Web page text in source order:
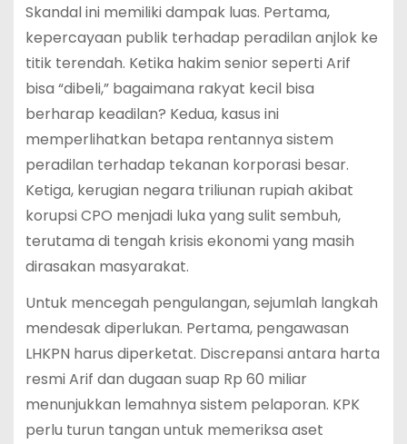
Skandal ini memiliki dampak luas. Pertama,
kepercayaan publik terhadap peradilan anjlok ke
titik terendah. Ketika hakim senior seperti Arif
bisa “dibeli,” bagaimana rakyat kecil bisa
berharap keadilan? Kedua, kasus ini
memperlihatkan betapa rentannya sistem
peradilan terhadap tekanan korporasi besar.
Ketiga, kerugian negara triliunan rupiah akibat
korupsi CPO menjadi luka yang sulit sembuh,
terutama di tengah krisis ekonomi yang masih
dirasakan masyarakat.
Untuk mencegah pengulangan, sejumlah langkah
mendesak diperlukan. Pertama, pengawasan
LHKPN harus diperketat. Discrepansi antara harta
resmi Arif dan dugaan suap Rp 60 miliar
menunjukkan lemahnya sistem pelaporan. KPK
perlu turun tangan untuk memeriksa aset